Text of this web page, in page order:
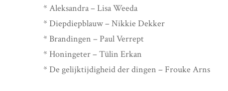
* Aleksandra – Lisa Weeda
* Diepdiepblauw – Nikkie Dekker
* Brandingen – Paul Verrept
* Honingeter – Tülin Erkan
* De gelijktijdigheid der dingen – Frouke Arns